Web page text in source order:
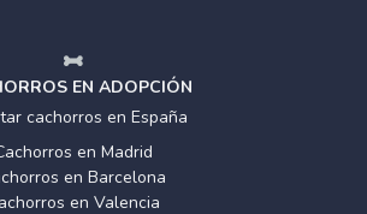
EN ADOPCIÓN
cachorros en España
en Madrid
en Barcelona
en Valencia